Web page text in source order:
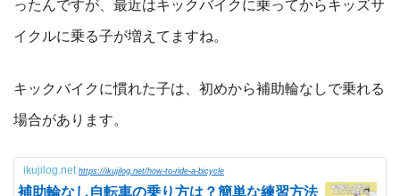
ったんですが、最近はキックバイクに乗ってからキッズサ
イクルに乗る子が増えてますね。
キックバイクに慣れた子は、初めから補助輪なしで乗れる
場合があります。
ikujilog.net https://ikujilog.net/how-to-ride-a-bicycle
補助輪なし自転車の乗り方は？簡単な練習方法